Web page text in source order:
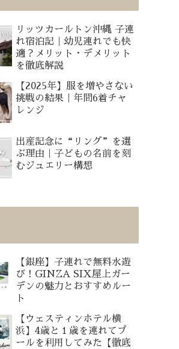
リッツカールトン沖縄 子連
れ宿泊記｜幼児連れでも快
適？メリット・デメリット
を徹底解説
【2025年】服を増やさない
挑戦の結果｜年間6着チャ
レンジ
出産記念に“リング”を選
ぶ理由｜子どもの名前を刻
むジュエリー構想
【銀座】子連れで無料水遊
び！GINZA SIX屋上ガー
デンの魅力とおすすめルー
ト
【ウェスティンホテル横
浜】4歳と１歳を連れてプ
ールを利用してみた【徹底